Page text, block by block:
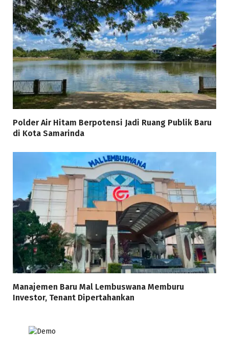
Polder Air Hitam Berpotensi Jadi Ruang Publik Baru
di Kota Samarinda
Manajemen Baru Mal Lembuswana Memburu
Investor, Tenant Dipertahankan